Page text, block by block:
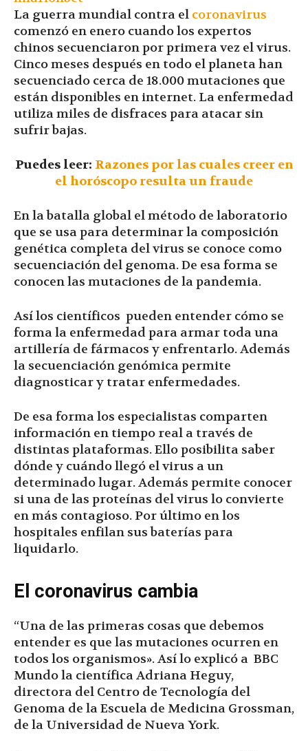
La guerra mundial contra el coronavirus
comenzó en enero cuando los expertos
chinos secuenciaron por primera vez el virus.
Cinco meses después en todo el planeta han
secuenciado cerca de 18.000 mutaciones que
están disponibles en internet. La enfermedad
utiliza miles de disfraces para atacar sin
sufrir bajas.
Puedes leer: Razones por las cuales creer en
el horóscopo resulta un fraude
En la batalla global el método de laboratorio
que se usa para determinar la composición
genética completa del virus se conoce como
secuenciación del genoma. De esa forma se
conocen las mutaciones de la pandemia.
Así los científicos pueden entender cómo se
forma la enfermedad para armar toda una
artillería de fármacos y enfrentarlo. Además
la secuenciación genómica permite
diagnosticar y tratar enfermedades.
De esa forma los especialistas comparten
información en tiempo real a través de
distintas plataformas. Ello posibilita saber
dónde y cuándo llegó el virus a un
determinado lugar. Además permite conocer
si una de las proteínas del virus lo convierte
en más contagioso. Por último en los
hospitales enfilan sus baterías para
liquidarlo.
El coronavirus cambia
“Una de las primeras cosas que debemos
entender es que las mutaciones ocurren en
todos los organismos». Así lo explicó a BBC
Mundo la científica Adriana Heguy,
directora del Centro de Tecnología del
Genoma de la Escuela de Medicina Grossman,
de la Universidad de Nueva York.